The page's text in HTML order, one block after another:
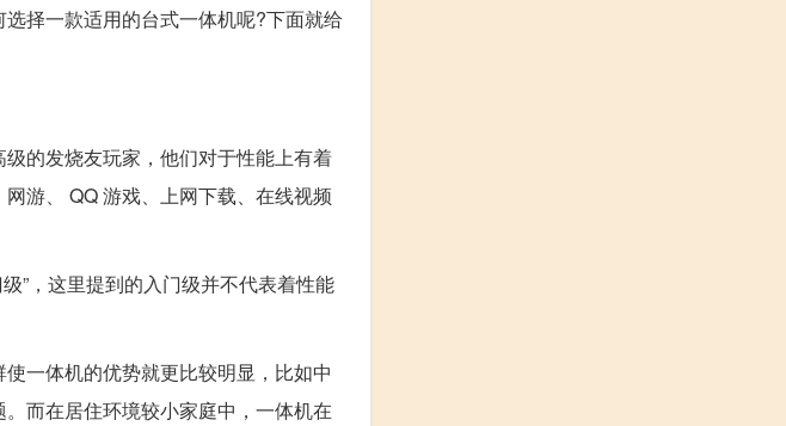
择一款适用的台式一体机呢?下面就给
的发烧友玩家，他们对于性能上有着
游、 QQ 游戏、上网下载、在线视频
”，这里提到的入门级并不代表着性能
一体机的优势就更比较明显，比如中
而在居住环境较小家庭中，一体机在